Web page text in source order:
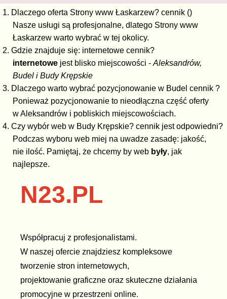
1. Dlaczego oferta Strony www Łaskarzew? cennik ()
Nasze usługi są profesjonalne, dlatego Strony www
Łaskarzew warto wybrać w tej okolicy.
2. Gdzie znajduje się: internetowe cennik?
internetowe jest blisko miejscowości - Aleksandrów,
Budel i Budy Krępskie
3. Dlaczego warto wybrać pozycjonowanie w Budel cennik ?
Ponieważ pozycjonowanie to nieodłączna część oferty
w Aleksandrów i pobliskich miejscowościach.
4. Czy wybór web w Budy Krępskie? cennik jest odpowiedni?
Podczas wyboru web miej na uwadze zasadę: jakość,
nie ilość. Pamiętaj, że chcemy by web były, jak
najlepsze.
N23.PL
Współpracuj z profesjonalistami.
W naszej ofercie znajdziesz kompleksowe
tworzenie stron internetowych,
projektowanie graficzne oraz skuteczne działania
promocyjne w przestrzeni online.